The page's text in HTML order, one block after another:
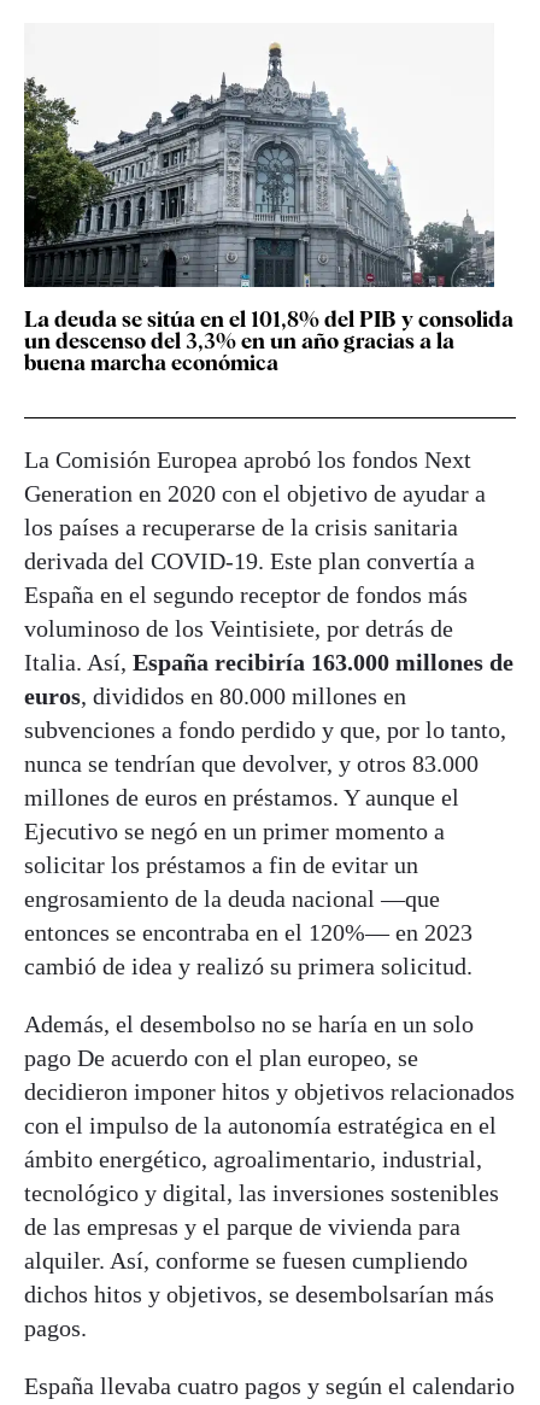
La deuda se sitúa en el 101,8% del PIB y consolida
un descenso del 3,3% en un año gracias a la
buena marcha económica
La Comisión Europea aprobó los fondos Next
Generation en 2020 con el objetivo de ayudar a
los países a recuperarse de la crisis sanitaria
derivada del COVID-19. Este plan convertía a
España en el segundo receptor de fondos más
voluminoso de los Veintisiete, por detrás de
Italia. Así, España recibiría 163.000 millones de
euros, divididos en 80.000 millones en
subvenciones a fondo perdido y que, por lo tanto,
nunca se tendrían que devolver, y otros 83.000
millones de euros en préstamos. Y aunque el
Ejecutivo se negó en un primer momento a
solicitar los préstamos a fin de evitar un
engrosamiento de la deuda nacional —que
entonces se encontraba en el 120%— en 2023
cambió de idea y realizó su primera solicitud.
Además, el desembolso no se haría en un solo
pago De acuerdo con el plan europeo, se
decidieron imponer hitos y objetivos relacionados
con el impulso de la autonomía estratégica en el
ámbito energético, agroalimentario, industrial,
tecnológico y digital, las inversiones sostenibles
de las empresas y el parque de vivienda para
alquiler. Así, conforme se fuesen cumpliendo
dichos hitos y objetivos, se desembolsarían más
pagos.
España llevaba cuatro pagos y según el calendario